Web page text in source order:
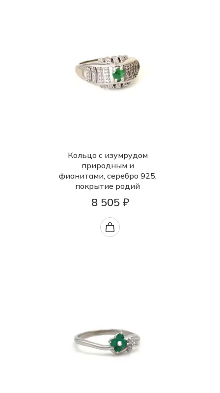
Кольцо с изумрудом
природным и
фианитами, серебро 925,
покрытие родий
8 505 ₽